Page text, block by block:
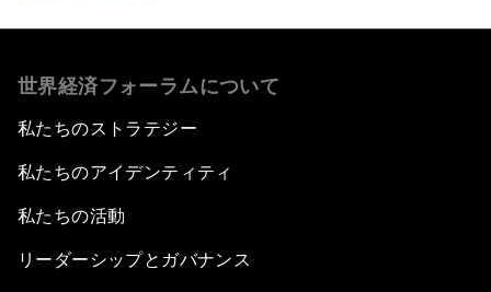
世界経済フォーラムについて
私たちのストラテジー
私たちのアイデンティティ
私たちの活動
リーダーシップとガバナンス